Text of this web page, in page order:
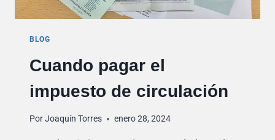
BLOG
Cuando pagar el
impuesto de circulación
PorJoaquín Torres enero 28, 2024